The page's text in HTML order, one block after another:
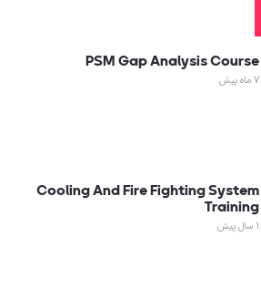
PSM Gap Analysis Course
7 ماه پیش
Cooling And Fire Fighting System
Training
1 سال پیش